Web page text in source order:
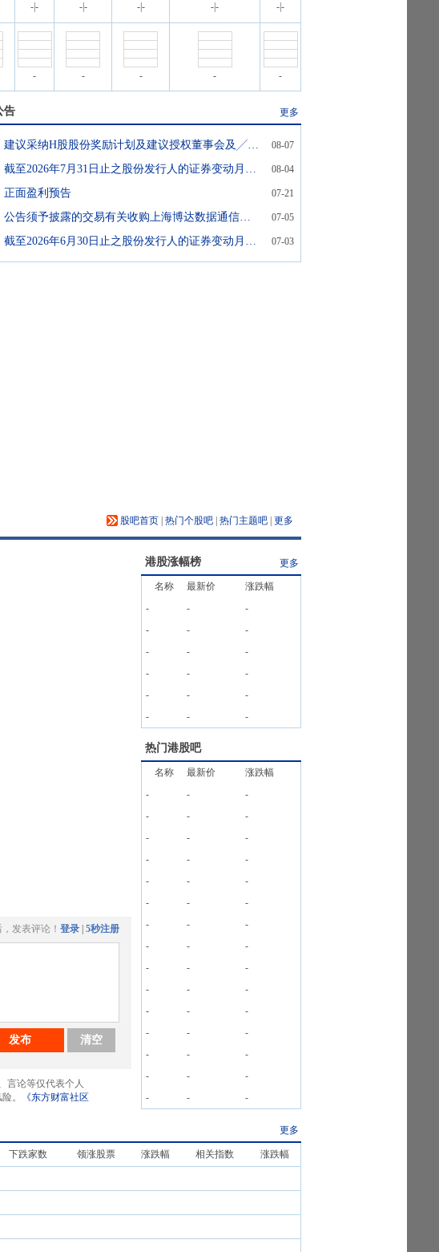
-- -|- -|- -- --
- - - - -
告 更多
建议采纳H股股份奖励计划及建议授权董事会及╱或获授权人士办理H股股份奖励计划有关事宜 08-07
截至2026年7月31日止之股份发行人的证券变动月报表 08-04
正面盈利预告 07-21
公告须予披露的交易有关收购上海博达数据通信有限公司股权 07-05
截至2026年6月30日止之股份发行人的证券变动月报表 07-03
股吧首页 热门个股吧 热门主题吧 更多
发表评论！ 登录 5秒注册
发布 清空
言论等仅代表个人
。
《东方财富社区
港股涨幅榜 更多
名称 最新价
涨跌幅
-
-
-
-
-
-
-
-
-
-
-
-
-
-
-
-
- -
热门港股吧
名称 最新价
涨跌幅
-
-
-
-
-
-
-
-
-
-
-
-
-
-
-
-
-
-
-
-
-
-
-
-
-
-
-
-
-
-
-
-
-
-
-
-
-
-
-
-
-
-
-
- -
更多
下跌家数 领涨股票 涨跌幅 相关指数 涨跌幅